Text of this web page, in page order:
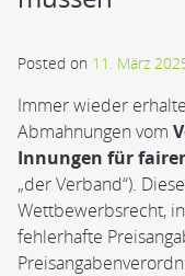
Posted on 11. März
Immer wieder
Abmahnungen vom
Innungen für
„der Verband“).
Wettbewerbsrecht,
fehlerhafte